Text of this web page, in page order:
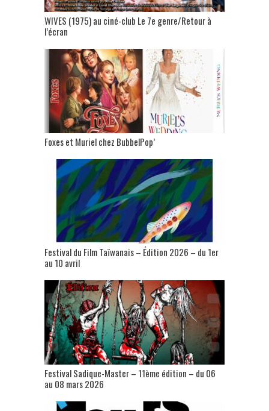
WIVES (1975) au ciné-club Le 7e genre/Retour à
l’écran
Foxes et Muriel chez BubbelPop’
Festival du Film Taïwanais – Édition 2026 – du 1er
au 10 avril
Festival Sadique-Master – 11ème édition – du 06
au 08 mars 2026